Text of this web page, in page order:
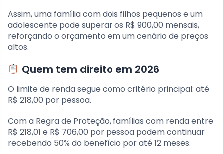
Assim, uma família com dois filhos pequenos e um
adolescente pode superar os R$ 900,00 mensais,
reforçando o orçamento em um cenário de preços
altos.
Quem tem direito em 2026
O limite de renda segue como critério principal: até
R$ 218,00 por pessoa.
Com a Regra de Proteção, famílias com renda entre
R$ 218,01 e R$ 706,00 por pessoa podem continuar
recebendo 50% do benefício por até 12 meses.